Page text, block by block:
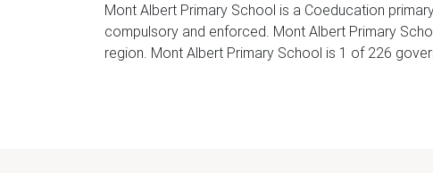
Mont Albert Primary School is a Coeducation
compulsory and enforced. Mont Albert Primary
region. Mont Albert Primary School is 1 of 226